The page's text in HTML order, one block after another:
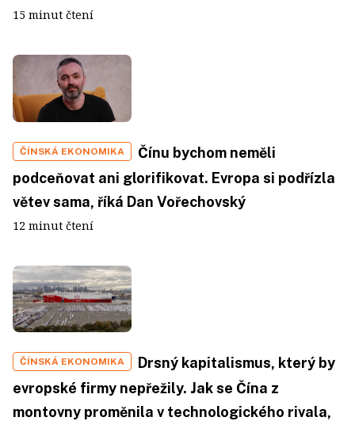
15 minut čtení
ČÍNSKÁ EKONOMIKA
Čínu bychom neměli
podceňovat ani glorifikovat. Evropa si podřízla
větev sama, říká Dan Vořechovský
12 minut čtení
ČÍNSKÁ EKONOMIKA
Drsný kapitalismus, který by
evropské firmy nepřežily. Jak se Čína z
montovny proměnila v technologického rivala,